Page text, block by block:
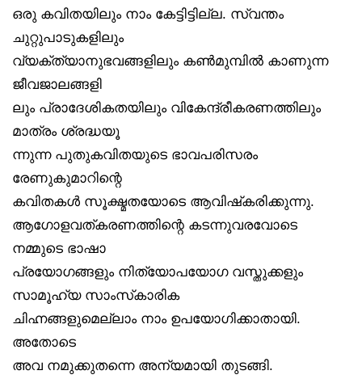
ഒരു കവിതയിലും നാം കേട്ടിട്ടില്ല. സ്വന്തം
ചുറ്റുപാടുകളിലും
വ്യക്ത്യാനുഭവങ്ങളിലും കൺമുമ്പിൽ കാണുന്ന
ജീവജാലങ്ങളി
ലും പ്രാദേശികതയിലും വികേന്ദ്രീകരണത്തിലും
മാത്രം ശ്രദ്ധയൂ
ന്നുന്ന പുതുകവിതയുടെ ഭാവപരിസരം
രേണുകുമാറിന്റെ
കവിതകൾ സൂക്ഷ്മതയോടെ ആവിഷ്‌കരിക്കുന്നു.
ആഗോളവത്കരണത്തിന്റെ കടന്നുവരവോടെ
നമ്മുടെ ഭാഷാ
പ്രയോഗങ്ങളും നിത്യോപയോഗ വസ്തുക്കളും
സാമൂഹ്യ സാംസ്‌കാരിക
ചിഹ്നങ്ങളുമെല്ലാം നാം ഉപയോഗിക്കാതായി.
അതോടെ
അവ നമുക്കുതന്നെ അന്യമായി തുടങ്ങി.